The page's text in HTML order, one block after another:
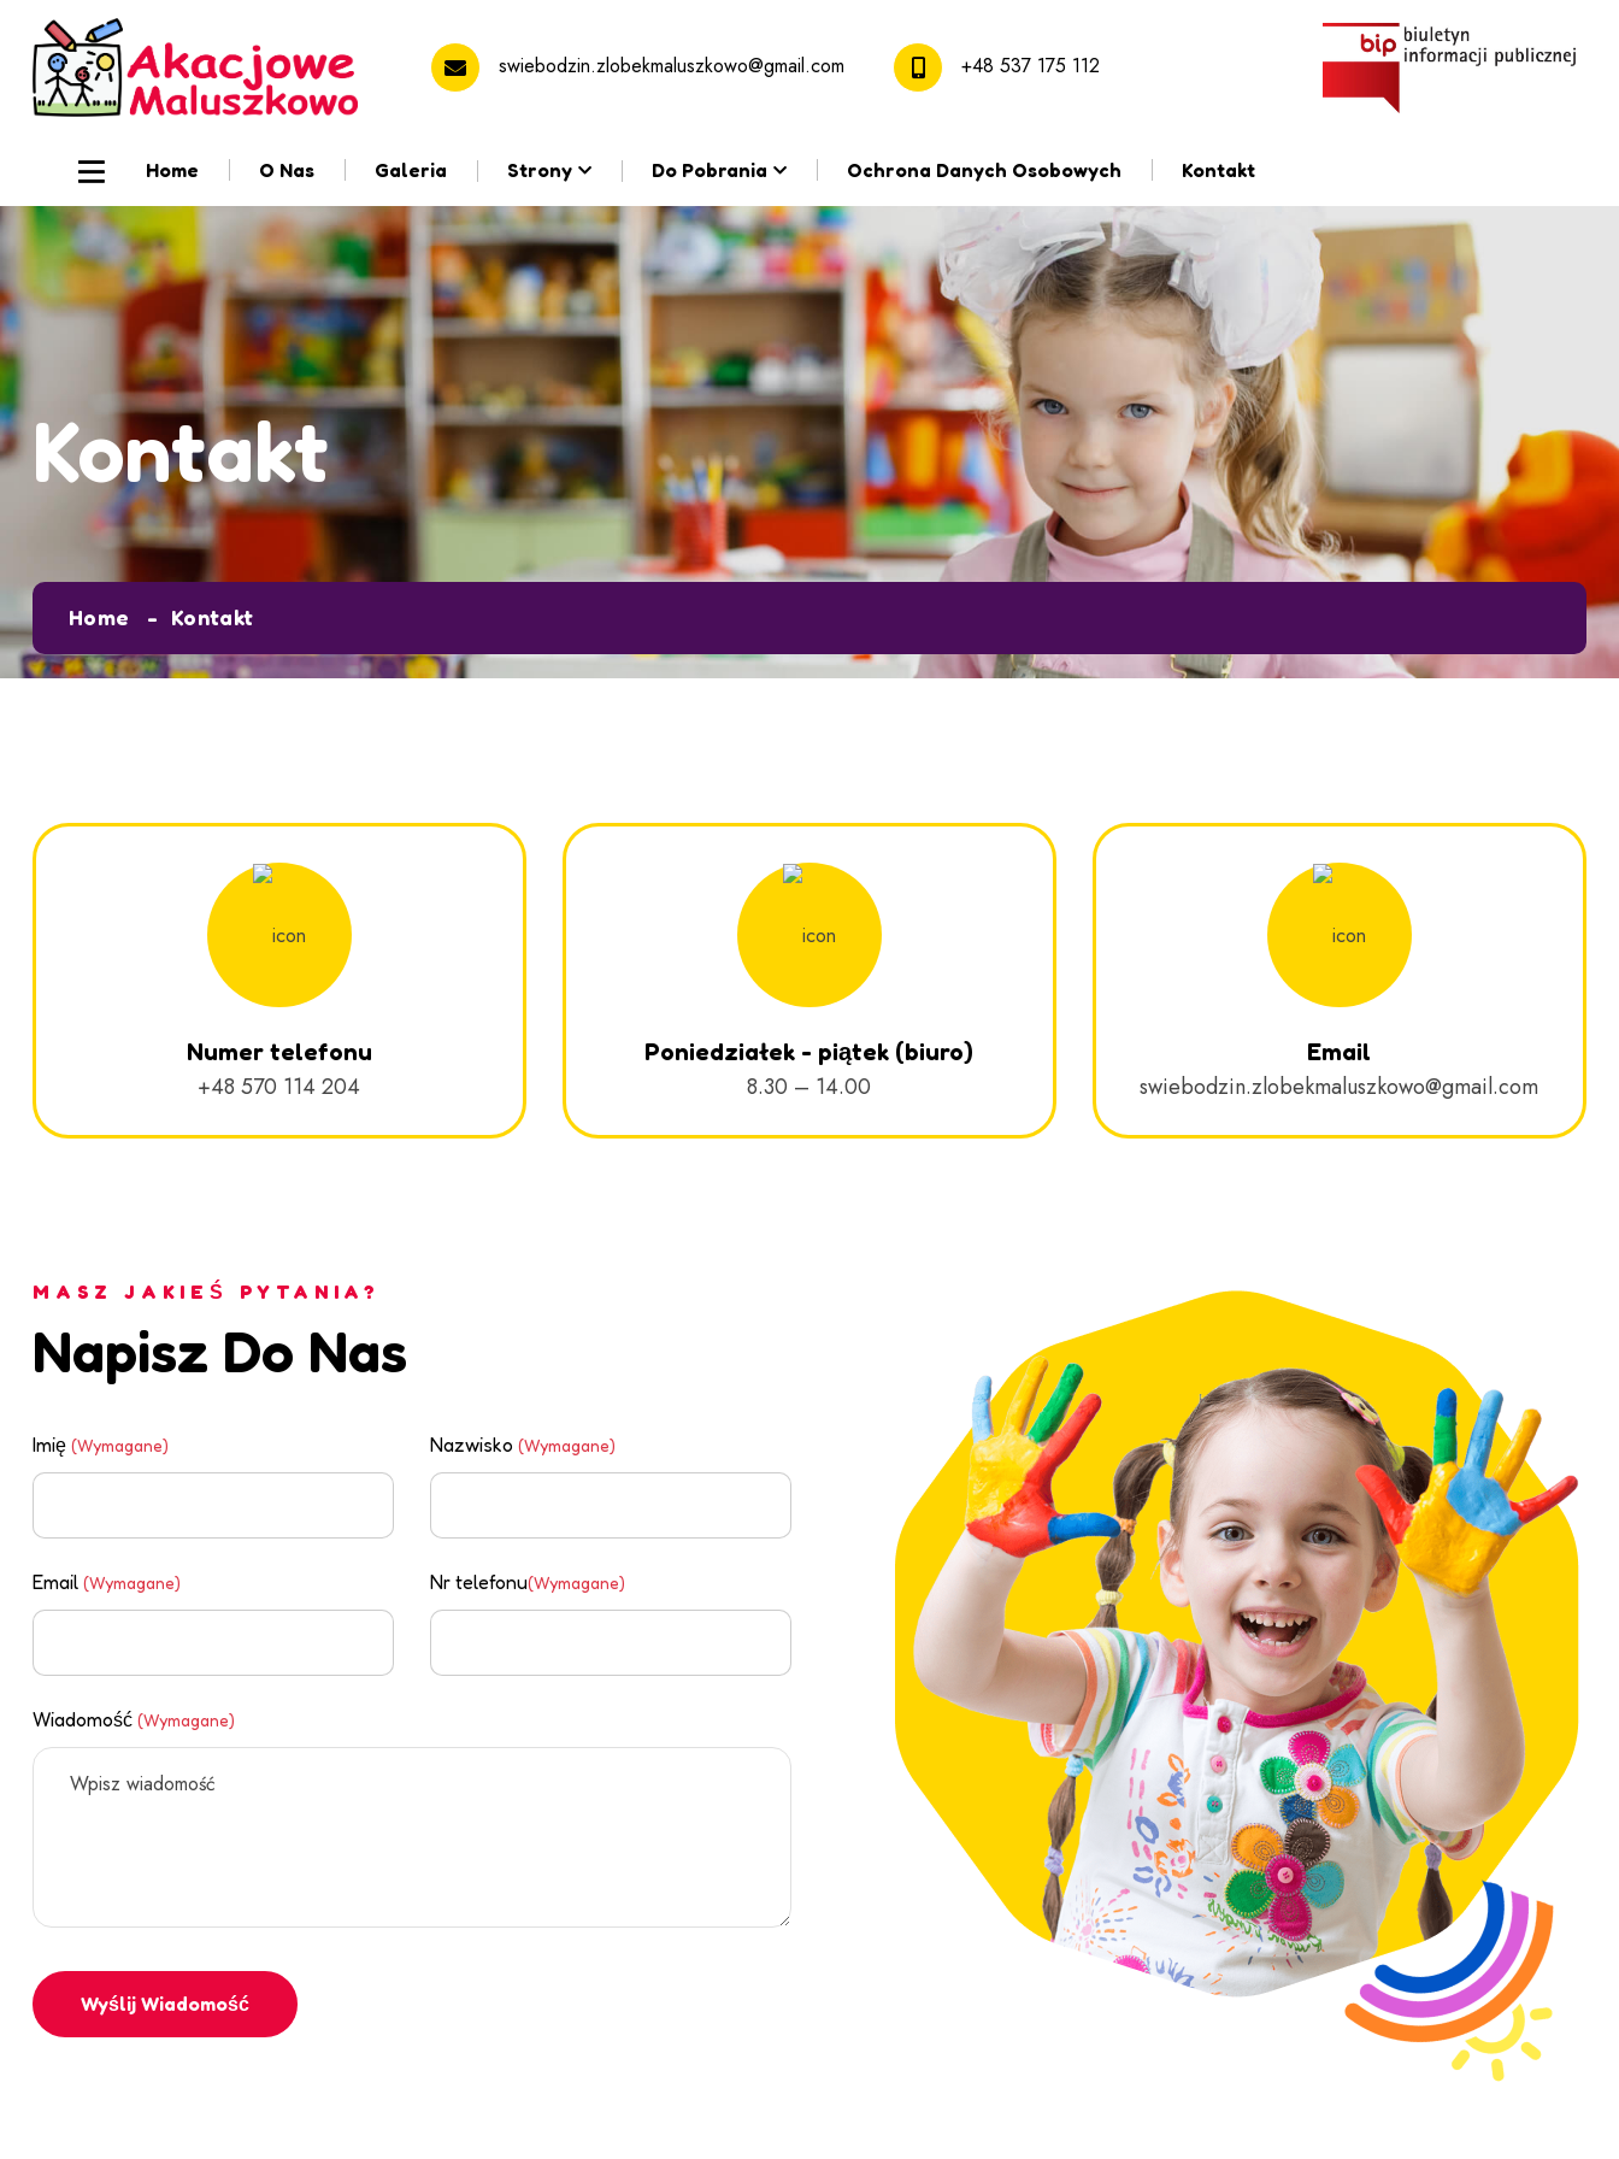
swiebodzin.zlobekmaluszkowo@gmail.com +48 537 175 112
Home O Nas Galeria Strony Do Pobrania Ochrona Danych Osobowych Kontakt
Kontakt
Home Kontakt
Numer telefonu
+48 570 114 204
Poniedziałek - piątek (biuro)
8.30 – 14.00
Email
swiebodzin.zlobekmaluszkowo@gmail.com
MASZ JAKIEŚ PYTANIA?
Napisz Do Nas
Imię (Wymagane) Nazwisko (Wymagane)
Email (Wymagane) Nr telefonu(Wymagane)
Wiadomość (Wymagane)
Wyślij Wiadomość